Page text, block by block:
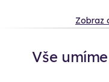
Zobraz
Vše